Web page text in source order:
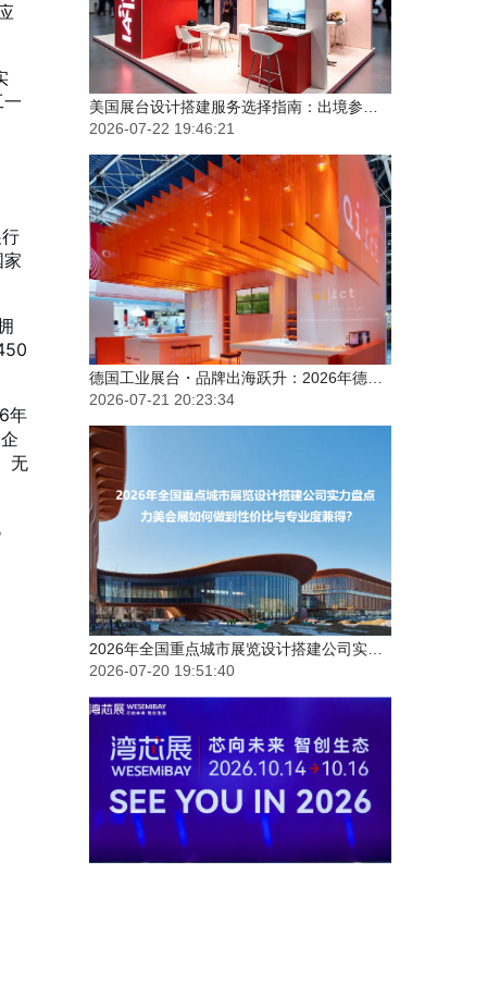
年
无
德国工业展台・品牌出海跃升：2026年德国展台设计搭建服务商选择指南
2026-07-21 20:23:34
​2026年全国重点城市展览设计搭建公司实力盘点：力美会展如何做到性价比与专业度兼得？
2026-07-20 19:51:40
决胜湾芯・智创生态：2026湾区半导体产业生态博览会（深圳湾芯展）展台设计搭建实力服务商精选
2026-07-17 20:43:36